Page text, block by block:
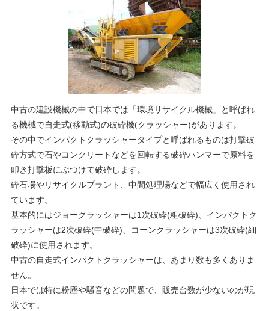
中古の建設機械の中で日本では「環境リサイクル機械」と呼ばれ
る機械で自走式(移動式)の破砕機(クラッシャー)があります。
その中でインパクトクラッシャータイプと呼ばれるものは打撃破
砕方式で石やコンクリートなどを回転する破砕ハンマーで原料を
叩き打撃板にぶつけて破砕します。
砕石場やリサイクルプラント、中間処理場などで幅広く使用され
ています。
基本的にはジョークラッシャーは1次破砕(粗破砕)、インパクトク
ラッシャーは2次破砕(中破砕)、コーンクラッシャーは3次破砕(細
破砕)に使用されます。
中古の自走式インパクトクラッシャーは、あまり数も多くありま
せん。
日本では特に粉塵や騒音などの問題で、販売台数が少ないのが現
状です。